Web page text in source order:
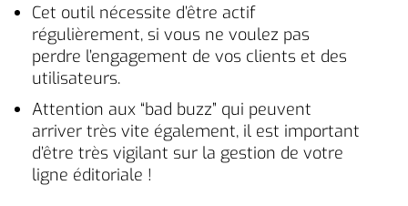
Cet outil nécessite d’être actif
régulièrement, si vous ne voulez pas
perdre l’engagement de vos clients et des
utilisateurs.
Attention aux “bad buzz” qui peuvent
arriver très vite également, il est important
d’être très vigilant sur la gestion de votre
ligne éditoriale !